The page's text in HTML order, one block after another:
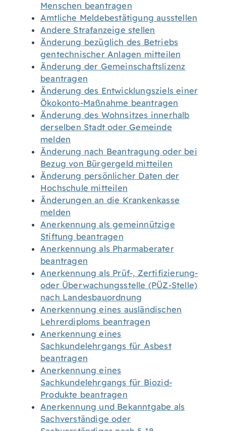
Menschen beantragen
Amtliche Meldebestätigung ausstellen
Andere Strafanzeige stellen
Änderung bezüglich des Betriebs
gentechnischer Anlagen mitteilen
Änderung der Gemeinschaftslizenz
beantragen
Änderung des Entwicklungsziels einer
Ökokonto-Maßnahme beantragen
Änderung des Wohnsitzes innerhalb
derselben Stadt oder Gemeinde
melden
Änderung nach Beantragung oder bei
Bezug von Bürgergeld mitteilen
Änderung persönlicher Daten der
Hochschule mitteilen
Änderungen an die Krankenkasse
melden
Anerkennung als gemeinnützige
Stiftung beantragen
Anerkennung als Pharmaberater
beantragen
Anerkennung als Prüf-, Zertifizierung-
oder Überwachungsstelle (PÜZ-Stelle)
nach Landesbauordnung
Anerkennung eines ausländischen
Lehrerdiploms beantragen
Anerkennung eines
Sachkundelehrgangs für Asbest
beantragen
Anerkennung eines
Sachkundelehrgangs für Biozid-
Produkte beantragen
Anerkennung und Bekanntgabe als
Sachverständige oder